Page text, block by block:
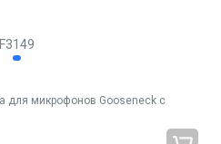
F3149
для микрофонов Gooseneck с